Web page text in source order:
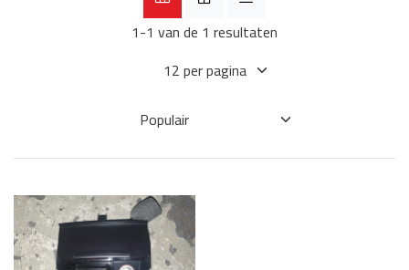
1-1 van de 1 resultaten